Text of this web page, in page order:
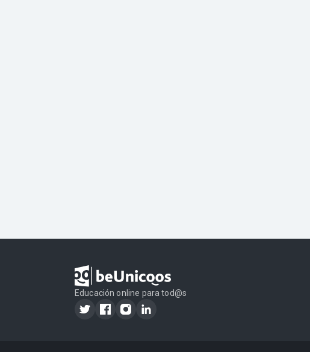
Educación online para tod@s